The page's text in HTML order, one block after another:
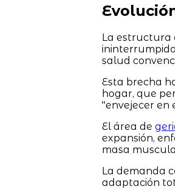
La estructura
salud
Esta brecha
hogar, que
"envejecer en
El área de
expansión,
masa
La demanda
adaptación